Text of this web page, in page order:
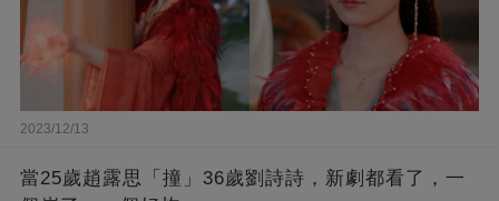
2023/12/13
當25歲趙露思「撞」36歲劉詩詩，新劇都看了，一